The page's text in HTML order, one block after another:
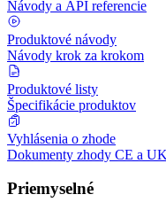
Návody a API referencie
Produktové návody
Návody krok za krokom
Produktové listy
Špecifikácie produktov
Vyhlásenia o zhode
Dokumenty zhody CE a
Priemyselné